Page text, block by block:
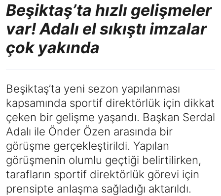
Beşiktaş’ta hızlı gelişmeler
var! Adalı el sıkıştı imzalar
çok yakında
Beşiktaş’ta yeni sezon yapılanması
kapsamında sportif direktörlük için dikkat
çeken bir gelişme yaşandı. Başkan Serdal
Adalı ile Önder Özen arasında bir
görüşme gerçekleştirildi. Yapılan
görüşmenin olumlu geçtiği belirtilirken,
tarafların sportif direktörlük görevi için
prensipte anlaşma sağladığı aktarıldı.